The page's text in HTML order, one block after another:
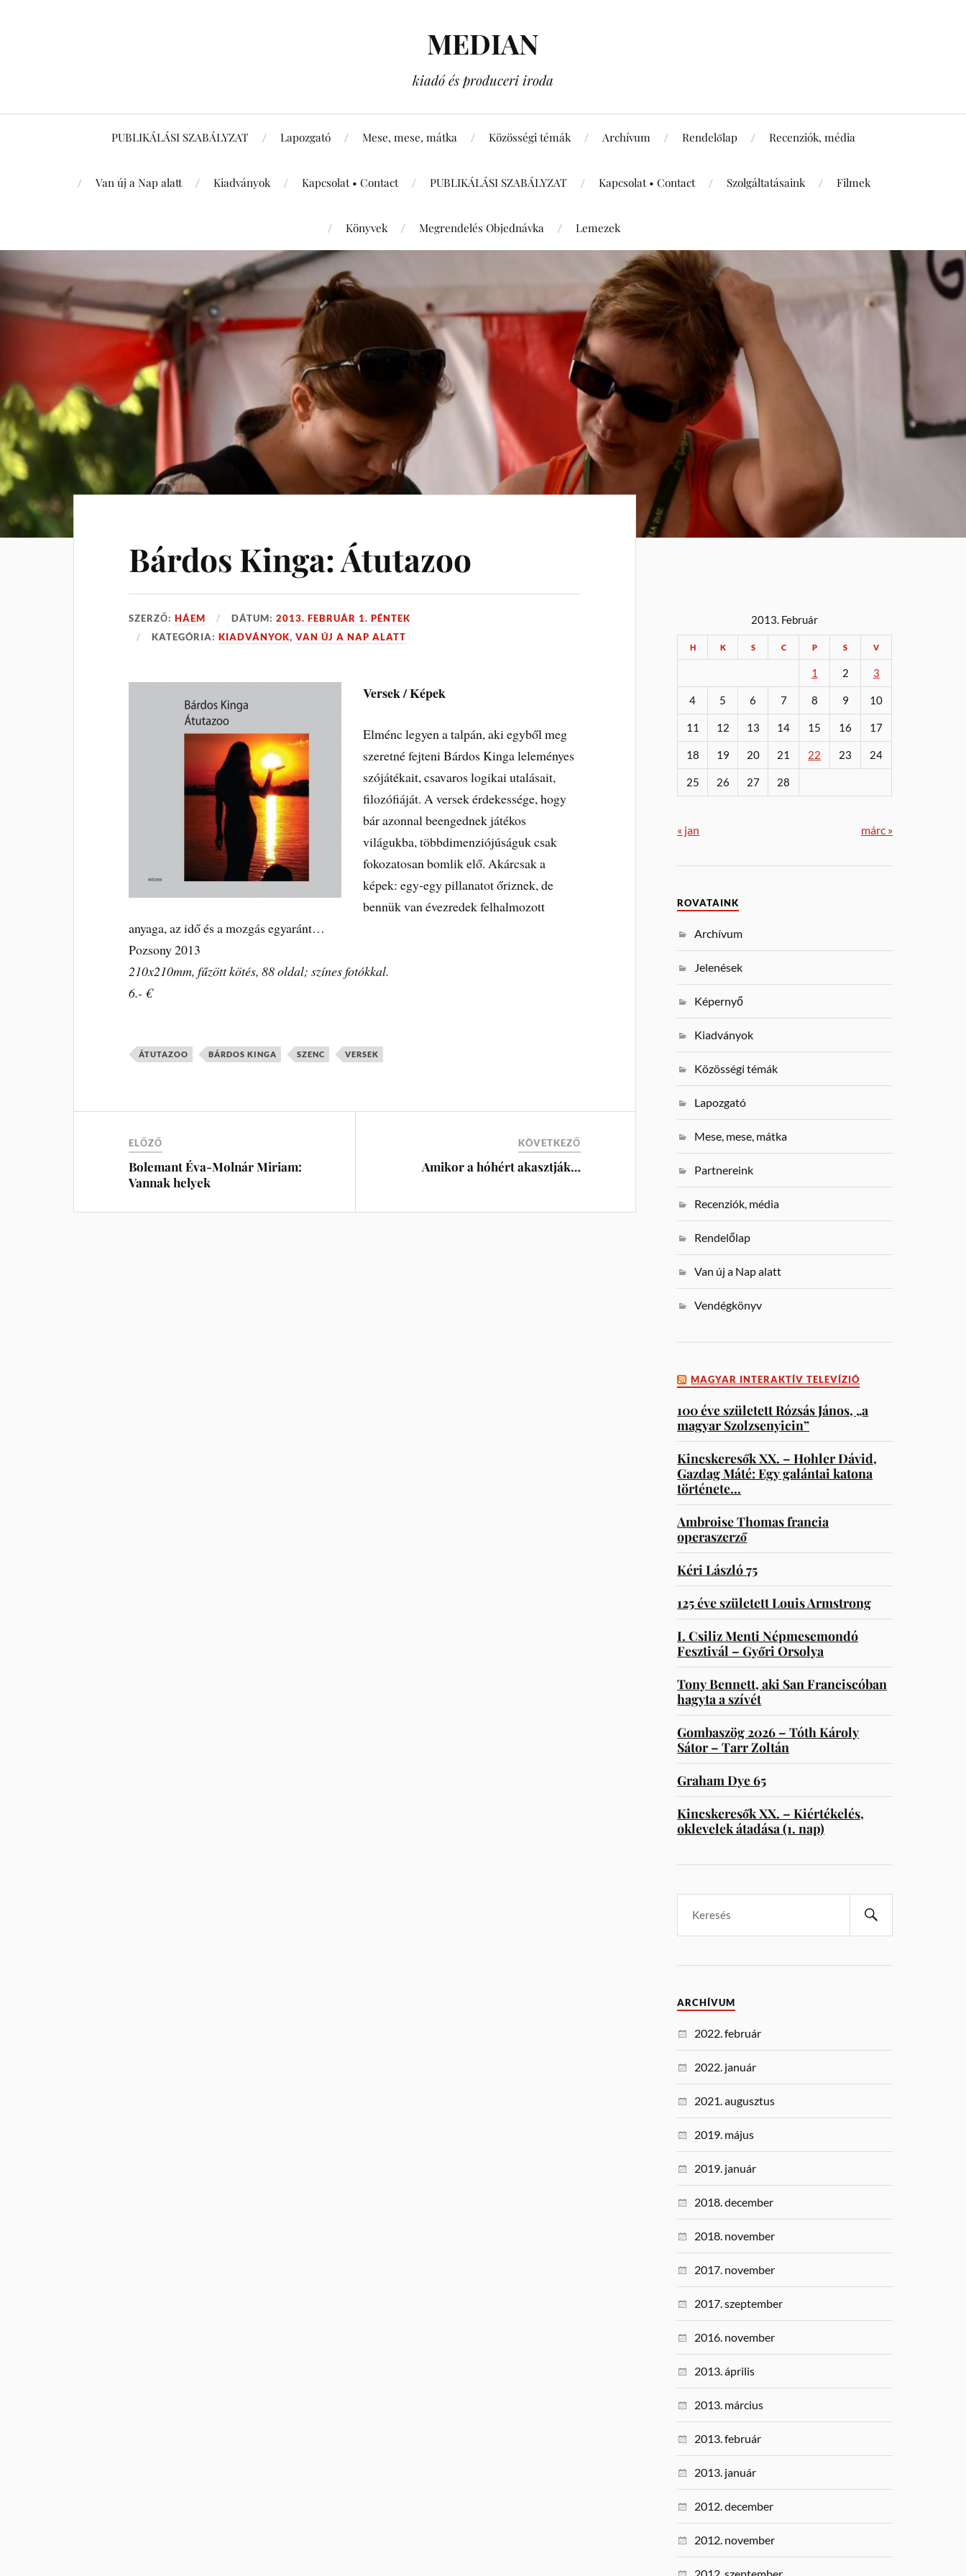
MEDIAN
kiadó és produceri iroda
PUBLIKÁLÁSI SZABÁLYZAT Lapozgató Mese, mese, mátka Közösségi témák Archívum Rendelőlap Recenziók, média
Van új a Nap alatt Kiadványok Kapcsolat • Contact PUBLIKÁLÁSI SZABÁLYZAT Kapcsolat • Contact Szolgáltatásaink Filmek
Könyvek Megrendelés Objednávka Lemezek
Bárdos Kinga: Átutazoo
SZERZŐ:HÁEM DÁTUM:2013. FEBRUÁR 1. PÉNTEK
KATEGÓRIA:KIADVÁNYOK,VAN ÚJ A NAP ALATT
Versek / Képek
Elménc legyen a talpán, aki egyből meg
szeretné fejteni Bárdos Kinga leleményes
szójátékait, csavaros logikai utalásait,
filozófiáját. A versek érdekessége, hogy
bár azonnal beengednek játékos
világukba, többdimenziójúságuk csak
fokozatosan bomlik elő. Akárcsak a
képek: egy-egy pillanatot őriznek, de
bennük van évezredek felhalmozott
anyaga, az idő és a mozgás egyaránt…
Pozsony 2013
210x210mm, fűzött kötés, 88 oldal; színes fotókkal.
6.- €
ÁTUTAZOO BÁRDOS KINGA SZENC VERSEK
ELŐZŐ
Bolemant Éva-Molnár Miriam:
Vannak helyek
KÖVETKEZŐ
Amikor a hóhért akasztják…
2013. Február
H K S C P S V
1 2 3
4 5 6 7 8 9 10
11 12 13 14 15 16 17
18 19 20 21 22 23 24
25 26 27 28
« jan márc »
ROVATAINK
Archívum
Jelenések
Képernyő
Kiadványok
Közösségi témák
Lapozgató
Mese, mese, mátka
Partnereink
Recenziók, média
Rendelőlap
Van új a Nap alatt
Vendégkönyv
MAGYAR INTERAKTÍV TELEVÍZIÓ
100 éve született Rózsás János, „a
magyar Szolzsenyicin”
Kincskeresők XX. – Hohler Dávid,
Gazdag Máté: Egy galántai katona
története…
Ambroise Thomas francia
operaszerző
Kéri László 75
125 éve született Louis Armstrong
I. Csiliz Menti Népmesemondó
Fesztivál – Győri Orsolya
Tony Bennett, aki San Franciscóban
hagyta a szívét
Gombaszög 2026 – Tóth Károly
Sátor – Tarr Zoltán
Graham Dye 65
Kincskeresők XX. – Kiértékelés,
oklevelek átadása (1. nap)
ARCHÍVUM
2022. február
2022. január
2021. augusztus
2019. május
2019. január
2018. december
2018. november
2017. november
2017. szeptember
2016. november
2013. április
2013. március
2013. február
2013. január
2012. december
2012. november
2012. szeptember